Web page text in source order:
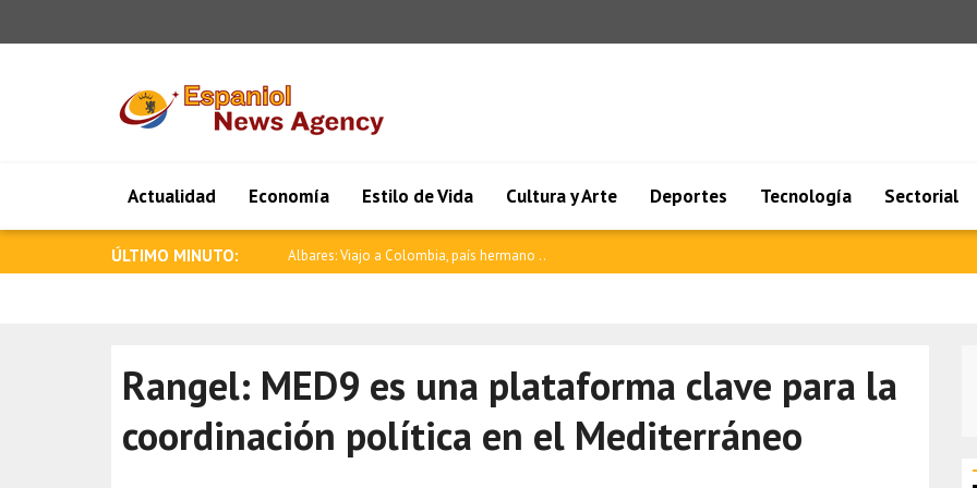
Actualidad Economía Estilo de Vida Cultura y Arte Deportes Tecnología Sectorial
ÚLTIMO MINUTO: Albares: Viajo a Colombia, país hermano ..
Rangel: MED9 es una plataforma clave para la
coordinación política en el Mediterráneo